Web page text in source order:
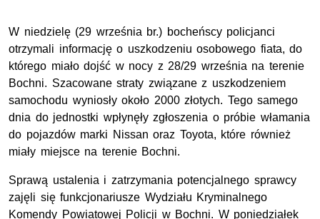
W niedzielę (29 września br.) bocheńscy policjanci
otrzymali informację o uszkodzeniu osobowego fiata, do
którego miało dojść w nocy z 28/29 września na terenie
Bochni. Szacowane straty związane z uszkodzeniem
samochodu wyniosły około 2000 złotych. Tego samego
dnia do jednostki wpłynęły zgłoszenia o próbie włamania
do pojazdów marki Nissan oraz Toyota, które również
miały miejsce na terenie Bochni.
Sprawą ustalenia i zatrzymania potencjalnego sprawcy
zajęli się funkcjonariusze Wydziału Kryminalnego
Komendy Powiatowej Policji w Bochni. W poniedziałek